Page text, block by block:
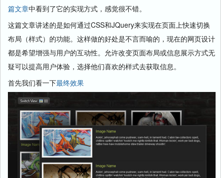
篇文章中看到了它的实现方式，感觉很不错。
这篇文章讲述的是如何通过CSS和JQuery来实现在页面上快速切换
布局（样式）的功能。这样做的好处是不言而喻的，现在的网页设计
都是希望增强与用户的互动性。允许改变页面布局或信息展示方式无
疑可以提高用户体验，选择他们喜欢的样式去获取信息。
首先我们看一下最终效果